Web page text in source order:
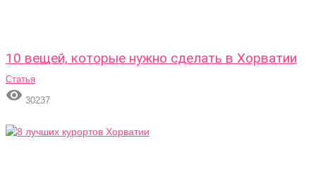
10 вещей, которые нужно сделать в Хорватии
Статья
 30237